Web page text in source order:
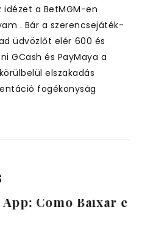
a BetMGM-en
. Bár a szerencsejáték-
üdvözlőt elér ₹600 és
GCash és PayMaya a
elszakadás
fogékonyság
Como Baixar e